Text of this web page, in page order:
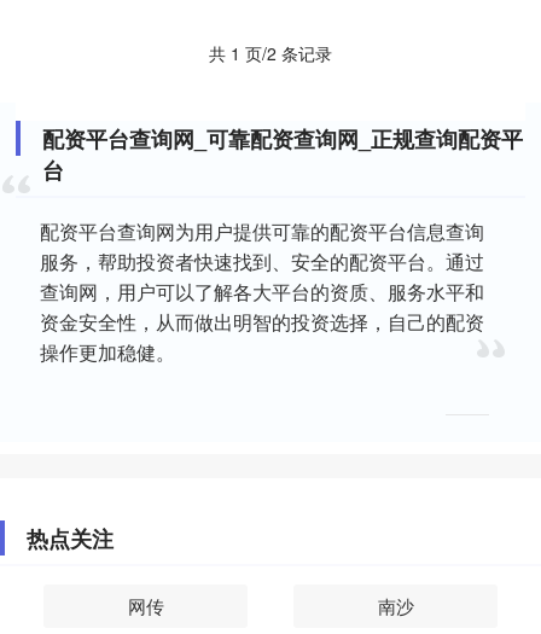
共 1 页/2 条记录
配资平台查询网_可靠配资查询网_正规查询配资平
台
配资平台查询网为用户提供可靠的配资平台信息查询
服务，帮助投资者快速找到、安全的配资平台。通过
查询网，用户可以了解各大平台的资质、服务水平和
资金安全性，从而做出明智的投资选择，自己的配资
操作更加稳健。
热点关注
网传 南沙